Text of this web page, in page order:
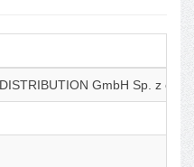
GmbH Sp. z o.o.